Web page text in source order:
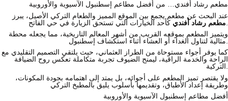
مطعم رشاد أفندي… من أفضل مطاعم إسطنبول الآسيوية والأوروبية
عند البحث عن مطعم يجمع بين الموقع المميز والطعام التركي الأصيل، يبرز
مطعم رشاد أفندي
ويتميز المطعم بموقعه القريب من أشهر المعالم التاريخية، مما يجعله محطة
كما يوفر أجواء مستوحاة من الطراز العثماني، حيث يلتقي التصميم التقليدي مع
الراحة والخدمة الراقية، ليمنح الضيوف تجربة متكاملة تعكس روح الضيافة
التركية.
ولا يقتصر تميز المطعم على أجوائه، بل يمتد إلى اهتمامه بجودة المكونات،
وطريقة إعداد الأطباق، وتقديمها بأسلوب يليق بالمطبخ التركي
أفضل مطاعم إسطنبول الآسيوية والأوروبية